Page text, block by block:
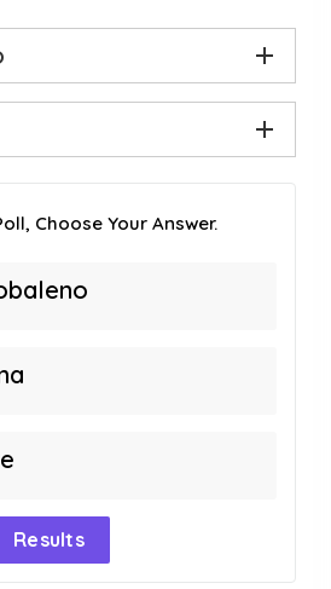
Choose Your Answer.
Results